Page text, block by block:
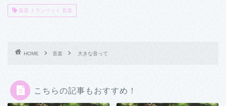
楽器 トランペット 音楽
HOME 音楽 大きな音って
こちらの記事もおすすめ！